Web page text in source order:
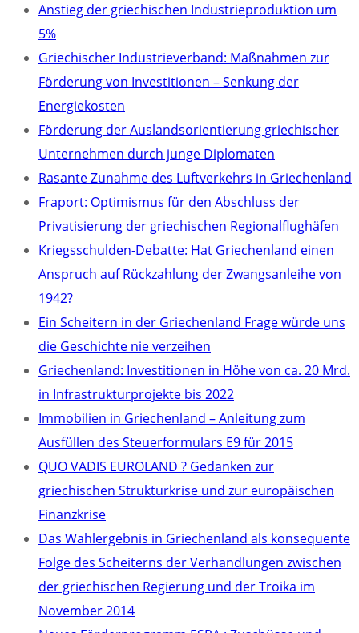
Anstieg der griechischen Industrieproduktion um
5%
Griechischer Industrieverband: Maßnahmen zur
Förderung von Investitionen – Senkung der
Energiekosten
Förderung der Auslandsorientierung griechischer
Unternehmen durch junge Diplomaten
Rasante Zunahme des Luftverkehrs in Griechenland
Fraport: Optimismus für den Abschluss der
Privatisierung der griechischen Regionalflughäfen
Kriegsschulden-Debatte: Hat Griechenland einen
Anspruch auf Rückzahlung der Zwangsanleihe von
1942?
Ein Scheitern in der Griechenland Frage würde uns
die Geschichte nie verzeihen
Griechenland: Investitionen in Höhe von ca. 20 Mrd.
in Infrastrukturprojekte bis 2022
Immobilien in Griechenland – Anleitung zum
Ausfüllen des Steuerformulars E9 für 2015
QUO VADIS EUROLAND ? Gedanken zur
griechischen Strukturkrise und zur europäischen
Finanzkrise
Das Wahlergebnis in Griechenland als konsequente
Folge des Scheiterns der Verhandlungen zwischen
der griechischen Regierung und der Troika im
November 2014